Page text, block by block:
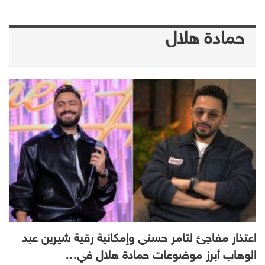
حمادة هلال
اعتذار مفاجئ لتامر حسني وإمكانية رقية شيرين عبد
الوهاب أبرز موضوعات حمادة هلال في…